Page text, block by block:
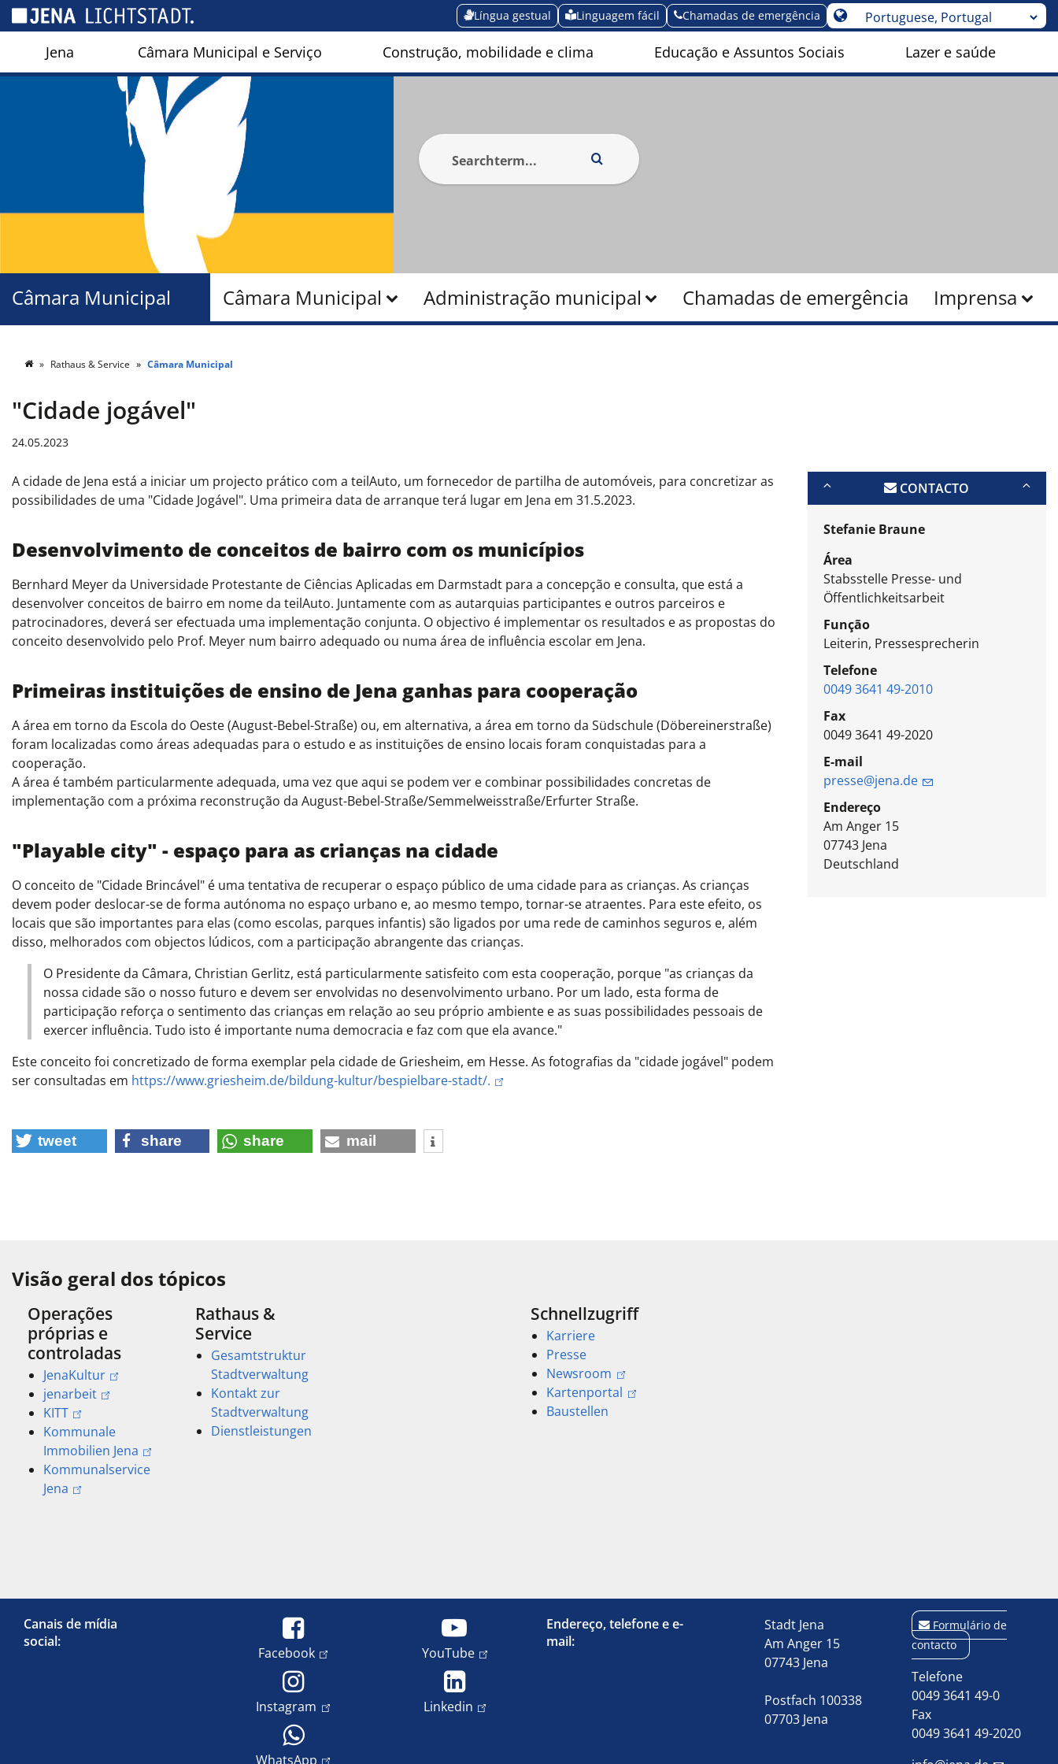
Língua gestual Linguagem fácil Chamadas de emergência
Jena Câmara Municipal e Serviço Construção, mobilidade e clima Educação e Assuntos Sociais Lazer e saúde
Câmara Municipal Administração municipal Chamadas de emergência Imprensa
Câmara Municipal
Rathaus & Service Câmara Municipal
"Cidade jogável"
24.05.2023
A cidade de Jena está a iniciar um projecto prático com a teilAuto, um fornecedor de partilha de automóveis, para concretizar as
possibilidades de uma "Cidade Jogável". Uma primeira data de arranque terá lugar em Jena em 31.5.2023.
Desenvolvimento de conceitos de bairro com os municípios
Bernhard Meyer da Universidade Protestante de Ciências Aplicadas em Darmstadt para a concepção e consulta, que está a
desenvolver conceitos de bairro em nome da teilAuto. Juntamente com as autarquias participantes e outros parceiros e
patrocinadores, deverá ser efectuada uma implementação conjunta. O objectivo é implementar os resultados e as propostas do
conceito desenvolvido pelo Prof. Meyer num bairro adequado ou numa área de influência escolar em Jena.
Primeiras instituições de ensino de Jena ganhas para cooperação
A área em torno da Escola do Oeste (August-Bebel-Straße) ou, em alternativa, a área em torno da Südschule (Döbereinerstraße)
foram localizadas como áreas adequadas para o estudo e as instituições de ensino locais foram conquistadas para a
cooperação.
A área é também particularmente adequada, uma vez que aqui se podem ver e combinar possibilidades concretas de
implementação com a próxima reconstrução da August-Bebel-Straße/Semmelweisstraße/Erfurter Straße.
"Playable city" - espaço para as crianças na cidade
O conceito de "Cidade Brincável" é uma tentativa de recuperar o espaço público de uma cidade para as crianças. As crianças
devem poder deslocar-se de forma autónoma no espaço urbano e, ao mesmo tempo, tornar-se atraentes. Para este efeito, os
locais que são importantes para elas (como escolas, parques infantis) são ligados por uma rede de caminhos seguros e, além
disso, melhorados com objectos lúdicos, com a participação abrangente das crianças.
O Presidente da Câmara, Christian Gerlitz, está particularmente satisfeito com esta cooperação, porque "as crianças da
nossa cidade são o nosso futuro e devem ser envolvidas no desenvolvimento urbano. Por um lado, esta forma de
participação reforça o sentimento das crianças em relação ao seu próprio ambiente e as suas possibilidades pessoais de
exercer influência. Tudo isto é importante numa democracia e faz com que ela avance."
Este conceito foi concretizado de forma exemplar pela cidade de Griesheim, em Hesse. As fotografias da "cidade jogável" podem
ser consultadas em https://www.griesheim.de/bildung-kultur/bespielbare-stadt/.
CONTACTO
Stefanie Braune
Área
Stabsstelle Presse- und
Öffentlichkeitsarbeit
Função
Leiterin, Pressesprecherin
Telefone
0049 3641 49-2010
Fax
0049 3641 49-2020
E-mail
presse@jena.de
Endereço
Am Anger 15
07743 Jena
Deutschland
tweet share share mail
Visão geral dos tópicos
Operações
próprias e
controladas
JenaKultur
jenarbeit
KITT
Kommunale
Immobilien Jena
Kommunalservice
Jena
Rathaus &
Service
Gesamtstruktur
Stadtverwaltung
Kontakt zur
Stadtverwaltung
Dienstleistungen
Schnellzugriff
Karriere
Presse
Newsroom
Kartenportal
Baustellen
Canais de mídia
social:
Facebook YouTube
Instagram Linkedin
WhatsApp
Endereço, telefone e e-
mail:
Stadt Jena
Am Anger 15
07743 Jena
Postfach 100338
07703 Jena
Formulário de
contacto
Telefone
0049 3641 49-0
Fax
0049 3641 49-2020
Cookies management panel